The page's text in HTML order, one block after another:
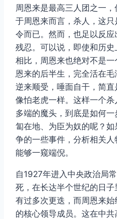
周恩来是最高三人团之一
于周恩来而言，杀人，这
令而已。然而，也足以反
残忍。可以说，即使和历
相比，周恩来也绝对不是
恩来的后半生，完全活在
逆来顺受，唾面自干，简
像怕老虎一样。这样一个
多端的魔头，到底是如何
匐在地、为臣为奴的呢？
争的一些事件，分析相关
能够一窥端倪。
自1927年进入中央政治局
死，在长达半个世纪的日
有过多次更迭，而周恩来
的核心领导成员。这在中